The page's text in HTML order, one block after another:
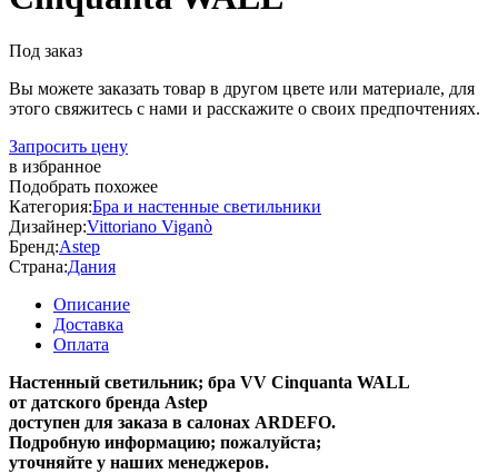
Под заказ
Вы можете заказать товар в другом цвете или материале, для
этого свяжитесь с нами и расскажите о своих предпочтениях.
Запросить цену
в избранное
Подобрать похожее
Категория:Бра и настенные светильники
Дизайнер:Vittoriano Viganò
Бренд:Astep
Страна:Дания
Описание
Доставка
Оплата
Настенный светильник; бра VV Cinquanta WALL
от датского бренда Astep
доступен для заказа в салонах ARDEFO.
Подробную информацию; пожалуйста;
уточняйте у наших менеджеров.